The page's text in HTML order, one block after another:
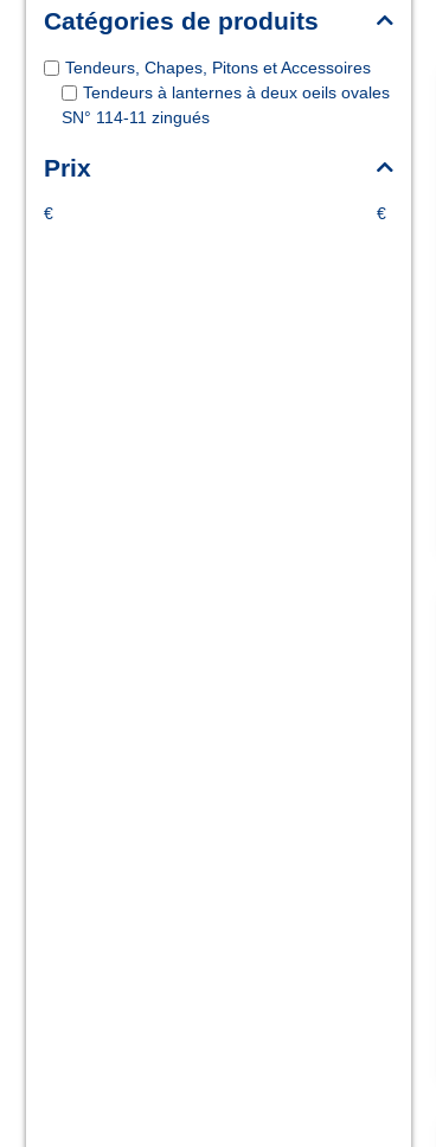
Catégories de produits
Tendeurs, Chapes, Pitons et Accessoires
Tendeurs à lanternes à deux oeils ovales
SN° 114-11 zingués
Prix
€ €